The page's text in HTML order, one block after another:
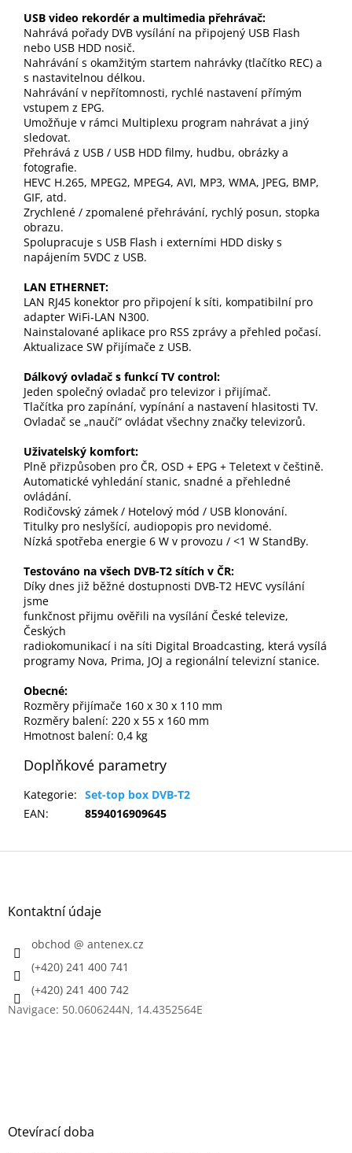
USB video rekordér a multimedia přehrávač:
Nahrává pořady DVB vysílání na připojený USB Flash
nebo USB HDD nosič.
Nahrávání s okamžitým startem nahrávky (tlačítko REC) a
s nastavitelnou délkou.
Nahrávání v nepřítomnosti, rychlé nastavení přímým
vstupem z EPG.
Umožňuje v rámci Multiplexu program nahrávat a jiný
sledovat.
Přehrává z USB / USB HDD filmy, hudbu, obrázky a
fotografie.
HEVC H.265, MPEG2, MPEG4, AVI, MP3, WMA, JPEG, BMP,
GIF, atd.
Zrychlené / zpomalené přehrávání, rychlý posun, stopka
obrazu.
Spolupracuje s USB Flash i externími HDD disky s
napájením 5VDC z USB.
LAN ETHERNET:
LAN RJ45 konektor pro připojení k síti, kompatibilní pro
adapter WiFi‐LAN N300.
Nainstalované aplikace pro RSS zprávy a přehled počasí.
Aktualizace SW přijímače z USB.
Dálkový ovladač s funkcí TV control:
Jeden společný ovladač pro televizor i přijímač.
Tlačítka pro zapínání, vypínání a nastavení hlasitosti TV.
Ovladač se „naučí“ ovládat všechny značky televizorů.
Uživatelský komfort:
Plně přizpůsoben pro ČR, OSD + EPG + Teletext v češtině.
Automatické vyhledání stanic, snadné a přehledné
ovládání.
Rodičovský zámek / Hotelový mód / USB klonování.
Titulky pro neslyšící, audiopopis pro nevidomé.
Nízká spotřeba energie 6 W v provozu / <1 W StandBy.
Testováno na všech DVB-T2 sítích v ČR:
Díky dnes již běžné dostupnosti DVB‐T2 HEVC vysílání
jsme
funkčnost přijmu ověřili na vysílání České televize,
Českých
radiokomunikací i na síti Digital Broadcasting, která vysílá
programy Nova, Prima, JOJ a regionální televizní stanice.
Obecné:
Rozměry přijímače 160 x 30 x 110 mm
Rozměry balení: 220 x 55 x 160 mm
Hmotnost balení: 0,4 kg
Doplňkové parametry
Kategorie: Set-top box DVB-T2
EAN: 8594016909645
Z
Kontaktní údaje
obchod @ antenex.cz
(+420) 241 400 741
(+420) 241 400 742
Navigace: 50.0606244N, 14.4352564E
Otevírací doba